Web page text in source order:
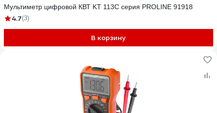
Мультиметр цифровой КВТ KT 113С серия PROLINE 91918
4.7(3)
В корзину